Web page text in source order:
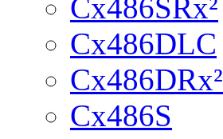
Cx486SRx²
Cx486DLC
Cx486DRx²
Cx486S